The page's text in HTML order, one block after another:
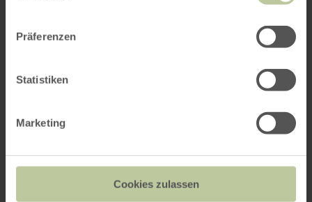
Präferenzen
Statistiken
Marketing
Cookies zulassen